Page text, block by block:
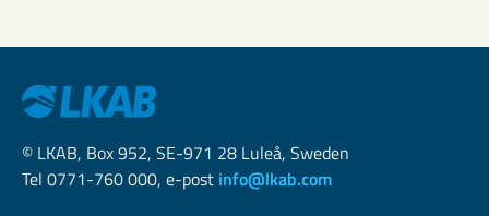
© LKAB, Box 952, SE-971 28 Luleå, Sweden
Tel 0771-760 000, e-post info@lkab.com